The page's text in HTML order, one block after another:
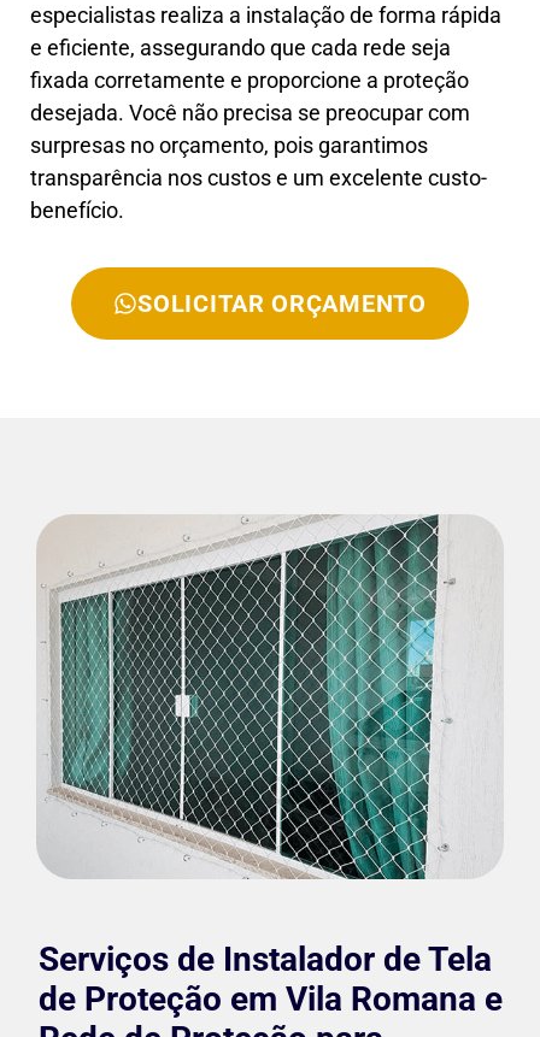
especialistas realiza a instalação de forma rápida
e eficiente, assegurando que cada rede seja
fixada corretamente e proporcione a proteção
desejada. Você não precisa se preocupar com
surpresas no orçamento, pois garantimos
transparência nos custos e um excelente custo-
benefício.
SOLICITAR ORÇAMENTO
Serviços de Instalador de Tela
de Proteção em Vila Romana e